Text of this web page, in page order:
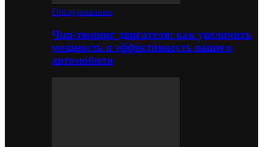
Обслуживание
Чип-тюнинг двигателя: как увеличить
мощность и эффективность вашего
автомобиля